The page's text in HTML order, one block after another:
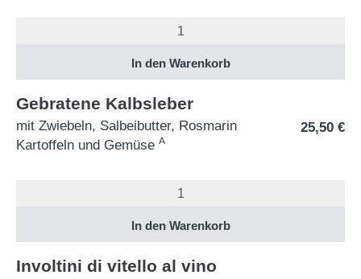
Gebratene Kalbsleber
mit Zwiebeln, Salbeibutter, Rosmarin
Kartoffeln und Gemüse A
25,50 €
Involtini di vitello al vino